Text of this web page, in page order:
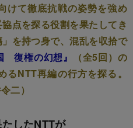
けて徹底抗戦の姿勢を強め
点を探る役割を果たしてき
を持つ身で、混乱を収拾で
復権の幻想』
（全5回）の
NTT再編の行方を探る。
二）
したNTTが